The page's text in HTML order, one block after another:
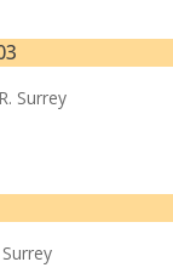
Surrey